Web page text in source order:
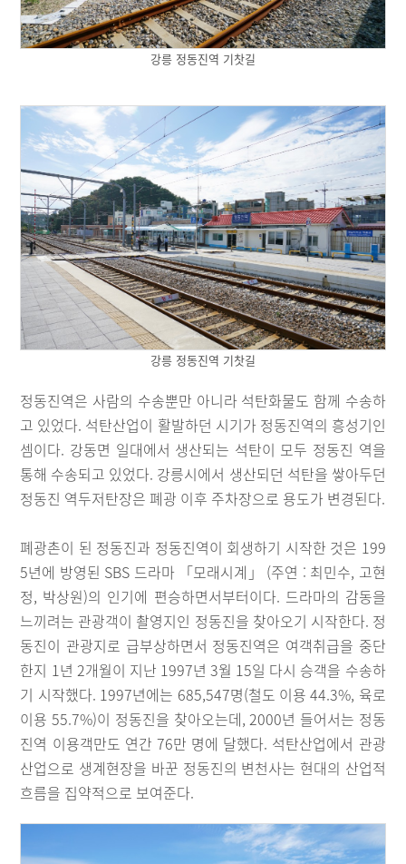
강릉 정동진역 기찻길
강릉 정동진역 기찻길
정동진역은 사람의 수송뿐만 아니라 석탄화물도 함께 수송하
고 있었다. 석탄산업이 활발하던 시기가 정동진역의 흥성기인
셈이다. 강동면 일대에서 생산되는 석탄이 모두 정동진 역을
통해 수송되고 있었다. 강릉시에서 생산되던 석탄을 쌓아두던
정동진 역두저탄장은 폐광 이후 주차장으로 용도가 변경된다.
폐광촌이 된 정동진과 정동진역이 회생하기 시작한 것은 199
5년에 방영된 SBS 드라마 「모래시계」 (주연 : 최민수, 고현
정, 박상원)의 인기에 편승하면서부터이다. 드라마의 감동을
느끼려는 관광객이 촬영지인 정동진을 찾아오기 시작한다. 정
동진이 관광지로 급부상하면서 정동진역은 여객취급을 중단
한지 1년 2개월이 지난 1997년 3월 15일 다시 승객을 수송하
기 시작했다. 1997년에는 685,547명(철도 이용 44.3%, 육로
이용 55.7%)이 정동진을 찾아오는데, 2000년 들어서는 정동
진역 이용객만도 연간 76만 명에 달했다. 석탄산업에서 관광
산업으로 생계현장을 바꾼 정동진의 변천사는 현대의 산업적
흐름을 집약적으로 보여준다.